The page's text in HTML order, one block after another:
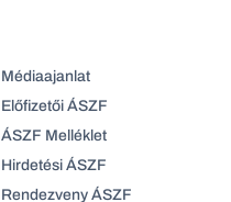
Médiaajanlat
Előfizetői ÁSZF
ÁSZF Melléklet
Hirdetési ÁSZF
Rendezveny ÁSZF